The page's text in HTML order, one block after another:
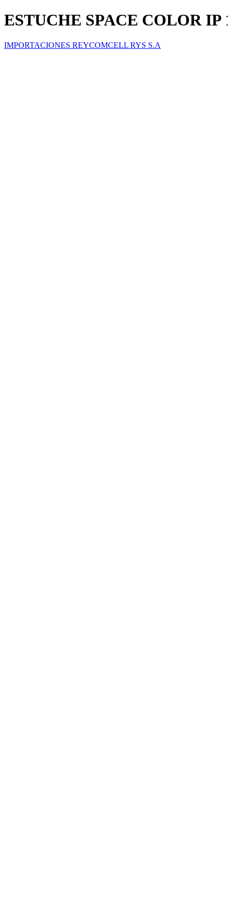
ESTUCHE SPACE COLOR IP
IMPORTACIONES REYCOMCELL RYS S.A